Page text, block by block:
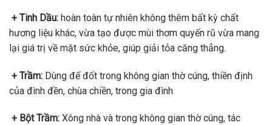
+ Tinh Dầu: hoàn toàn tự nhiên không thêm bất kỳ chất
hương liệu khác, vừa tạo được mùi thơm quyến rũ vừa mang
lại giá trị về mặt sức khỏe, giúp giải tỏa căng thẳng.
+ Trầm: Dùng để đốt trong không gian thờ cúng, thiền định
của đình đền, chùa chiền, trong gia đình
+ Bột Trầm: Xông nhà và trong không gian thờ cúng, tác